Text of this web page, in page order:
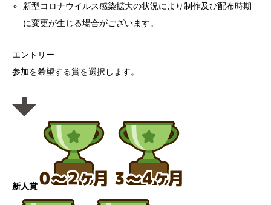
新型コロナウイルス感染拡大の状況により制作及び配布時期
に変更が生じる場合がございます。
エントリー
参加を希望する賞を選択します。
新人賞